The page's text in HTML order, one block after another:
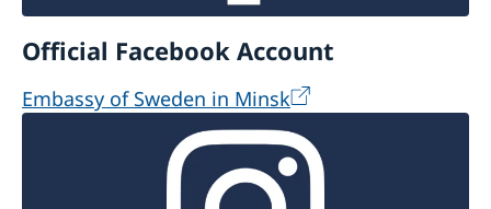
Official Facebook Account
Embassy of Sweden in Minsk